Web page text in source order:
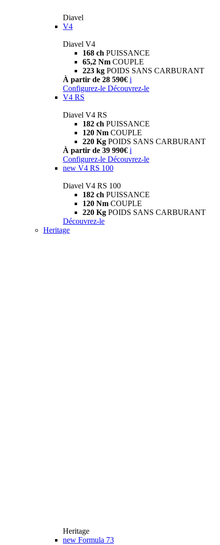
Diavel
V4
Diavel V4
168 ch PUISSANCE
65,2 Nm COUPLE
223 kg POIDS SANS CARBURANT
À partir de 28 590€ i
Configurez-le Découvrez-le
V4 RS
Diavel V4 RS
182 ch PUISSANCE
120 Nm COUPLE
220 Kg POIDS SANS CARBURANT
À partir de 39 990€ i
Configurez-le Découvrez-le
new V4 RS 100
Diavel V4 RS 100
182 ch PUISSANCE
120 Nm COUPLE
220 Kg POIDS SANS CARBURANT
Découvrez-le
Heritage
Heritage
new Formula 73